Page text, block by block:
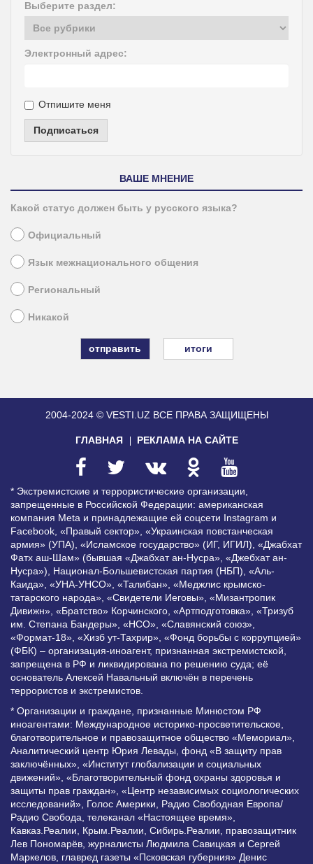
Выберите раздел:
Электронный адрес:
Отпишите меня
Подписаться
ВАШЕ МНЕНИЕ
Какой статус должен быть у русского языка?
Официальный
Язык межнационального общения
Региональный
Никакой
итоги
2004-2024 © VESTI.UZ ВСЕ ПРАВА ЗАЩИЩЕНЫ
ГЛАВНАЯ РЕКЛАМА НА САЙТЕ
* Экстремистские и террористические организации,
запрещенные в Российской Федерации: американская
компания Meta и принадлежащие ей соцсети Instagram и
Facebook, «Правый сектор», «Украинская повстанческая
армия» (УПА), «Исламское государство» (ИГ, ИГИЛ), «Джабхат
Фатх аш-Шам» (бывшая «Джабхат ан-Нусра», «Джебхат ан-
Нусра»), Национал-Большевистская партия (НБП), «Аль-
Каида», «УНА-УНСО», «Талибан», «Меджлис крымско-
татарского народа», «Свидетели Иеговы», «Мизантропик
Дивижн», «Братство» Корчинского, «Артподготовка», «Тризуб
им. Степана Бандеры», «НСО», «Славянский союз»,
«Формат-18», «Хизб ут-Тахрир», «Фонд борьбы с коррупцией»
(ФБК) – организация-иноагент, признанная экстремистской,
запрещена в РФ и ликвидирована по решению суда; её
основатель Алексей Навальный включён в перечень
террористов и экстремистов.
* Организации и граждане, признанные Минюстом РФ
иноагентами: Международное историко-просветительское,
благотворительное и правозащитное общество «Мемориал»,
Аналитический центр Юрия Левады, фонд «В защиту прав
заключённых», «Институт глобализации и социальных
движений», «Благотворительный фонд охраны здоровья и
защиты прав граждан», «Центр независимых социологических
исследований», Голос Америки, Радио Свободная Европа/
Радио Свобода, телеканал «Настоящее время»,
Кавказ.Реалии, Крым.Реалии, Сибирь.Реалии, правозащитник
Лев Пономарёв, журналисты Людмила Савицкая и Сергей
Маркелов, главред газеты «Псковская губерния» Денис